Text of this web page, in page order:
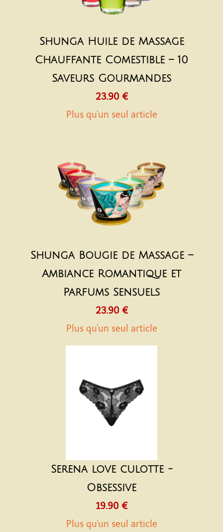
Shunga Huile de Massage
Chauffante Comestible – 10
Saveurs Gourmandes
23.90 €
Plus qu'un seul article
Shunga Bougie de Massage –
Ambiance Romantique et
Parfums Sensuels
23.90 €
Plus qu'un seul article
Serena love culotte -
Obsessive
19.90 €
Plus qu'un seul article